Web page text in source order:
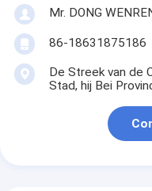
Mr. DONG
86-18631875186
De Streek van de
Stad, hij Bei